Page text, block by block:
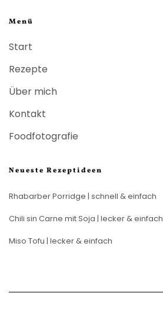
Menü
Start
Rezepte
Über mich
Kontakt
Foodfotografie
Neueste Rezeptideen
Rhabarber Porridge | schnell & einfach
Chili sin Carne mit Soja | lecker & einfach
Miso Tofu | lecker & einfach